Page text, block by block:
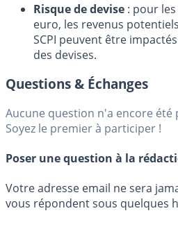
Risque de devise : pour
euro, les revenus
SCPI peuvent être
des devises.
Questions & Échanges
Aucune question n'a encore été
Soyez le premier à participer !
Poser une question à la
Votre adresse email ne sera
vous répondent sous quelques